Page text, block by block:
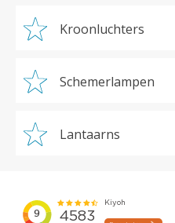
Kroonluchters
Schemerlampen
Lantaarns